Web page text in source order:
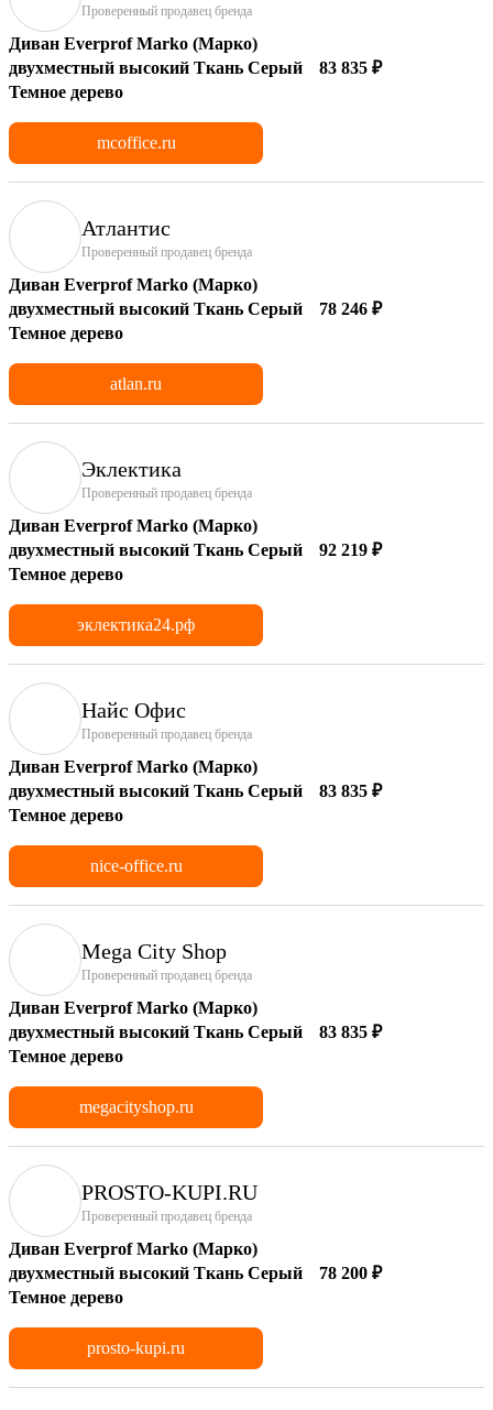
Проверенный продавец бренда
Диван Everprof Marko (Марко)
двухместный высокий Ткань Серый
Темное дерево
83 835 ₽
mcoffice.ru
Атлантис
Проверенный продавец бренда
Диван Everprof Marko (Марко)
двухместный высокий Ткань Серый
Темное дерево
78 246 ₽
atlan.ru
Эклектика
Проверенный продавец бренда
Диван Everprof Marko (Марко)
двухместный высокий Ткань Серый
Темное дерево
92 219 ₽
эклектика24.рф
Найс Офис
Проверенный продавец бренда
Диван Everprof Marko (Марко)
двухместный высокий Ткань Серый
Темное дерево
83 835 ₽
nice-office.ru
Mega City Shop
Проверенный продавец бренда
Диван Everprof Marko (Марко)
двухместный высокий Ткань Серый
Темное дерево
83 835 ₽
megacityshop.ru
PROSTO-KUPI.RU
Проверенный продавец бренда
Диван Everprof Marko (Марко)
двухместный высокий Ткань Серый
Темное дерево
78 200 ₽
prosto-kupi.ru